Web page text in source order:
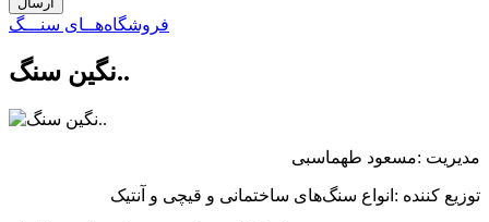
فروشگاه‌هــای سنـــگ
نگین سنگ..
مدیریت :مسعود طهماسبی
توزیع کننده : انواع سنگهای ساختمانی و قیچی و آنتیک